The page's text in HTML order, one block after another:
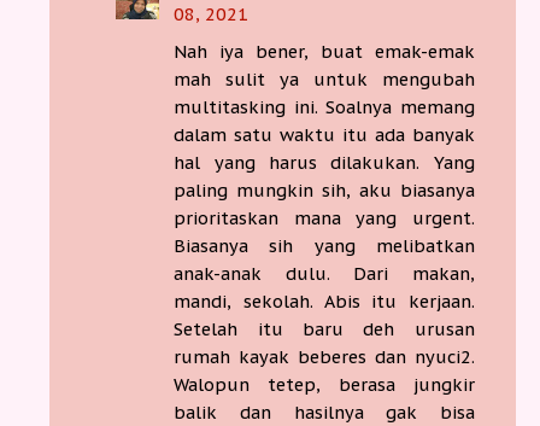
08, 2021
Nah iya bener, buat emak-emak
mah sulit ya untuk mengubah
multitasking ini. Soalnya memang
dalam satu waktu itu ada banyak
hal yang harus dilakukan. Yang
paling mungkin sih, aku biasanya
prioritaskan mana yang urgent.
Biasanya sih yang melibatkan
anak-anak dulu. Dari makan,
mandi, sekolah. Abis itu kerjaan.
Setelah itu baru deh urusan
rumah kayak beberes dan nyuci2.
Walopun tetep, berasa jungkir
balik dan hasilnya gak bisa